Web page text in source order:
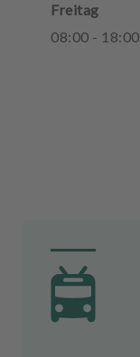
Freitag
08:00 - 18:00